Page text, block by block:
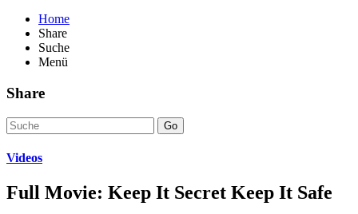
Home
Share
Suche
Menü
Share
Go
Videos
Full Movie: Keep It Secret Keep It Safe